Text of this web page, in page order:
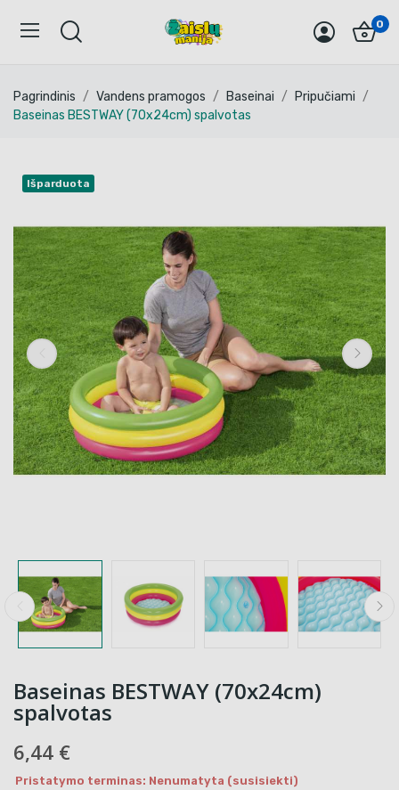
0
Pagrindinis Vandens pramogos Baseinai
Pripučiami
Baseinas BESTWAY (70x24cm) spalvotas
Išparduota
Baseinas BESTWAY (70x24cm)
spalvotas
6,44 €
Pristatymo terminas: Nenumatyta (susisiekti)